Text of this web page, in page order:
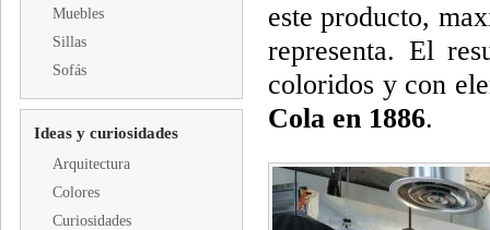
Muebles
Sillas
Sofás
Ideas y curiosidades
Arquitectura
Colores
Curiosidades
este producto,
representa. El
coloridos y con
Cola en 1886.